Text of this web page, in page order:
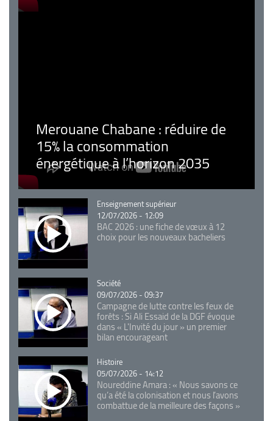
Merouane Chabane : réduire de
15% la consommation
énergétique à l’horizon 2035
Catégorie
Enseignement supérieur
12/07/2026 - 12:09
BAC 2026 : une fiche de vœux à 12
choix pour les nouveaux bacheliers
Catégorie
Société
09/07/2026 - 09:37
Campagne de lutte contre les feux de
forêts : Si Ali Essaid de la DGF évoque
dans « L'Invité du jour » un premier
bilan encourageant
Catégorie
Histoire
05/07/2026 - 14:12
Noureddine Amara : « Nous savons ce
qu’a été la colonisation et nous l’avons
combattue de la meilleure des façons »